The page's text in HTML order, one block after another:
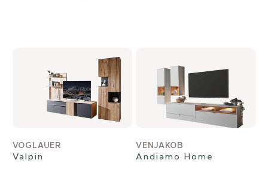
VOGLAUER
Valpin
VENJAKOB
Andiamo Home